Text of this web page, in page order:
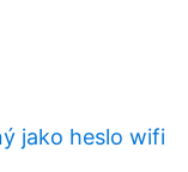
jako heslo wifi